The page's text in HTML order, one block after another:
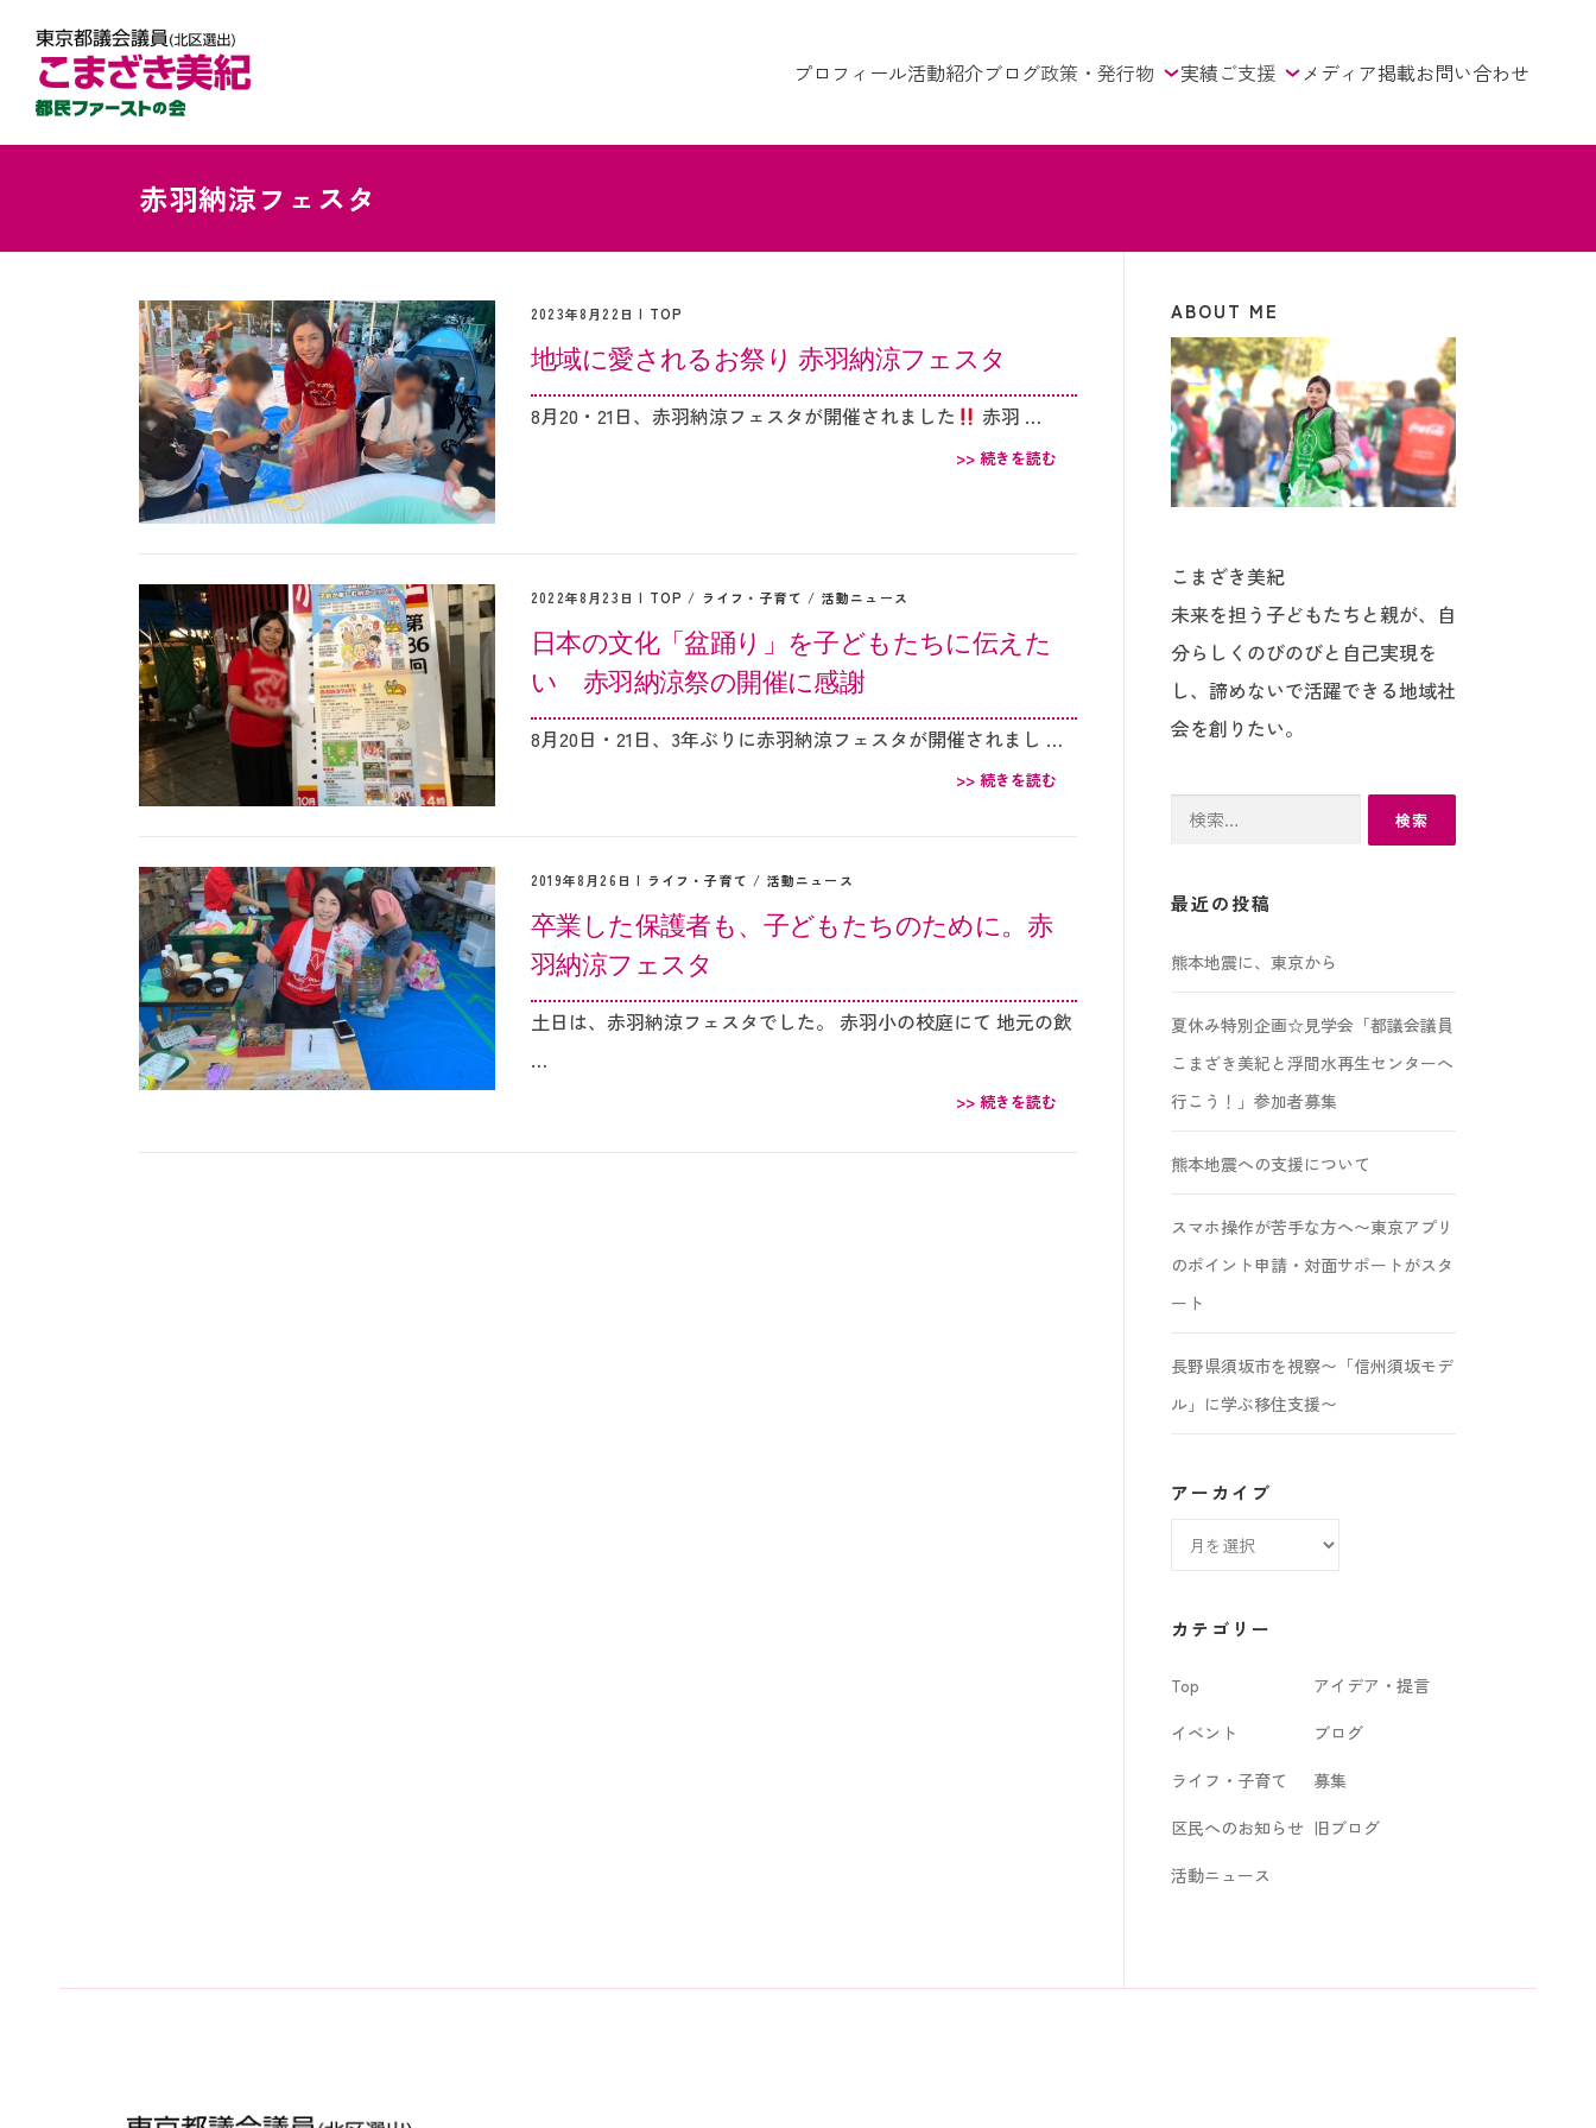
プロフィール活動紹介ブログ政策・発行物 実績ご支援 メディア掲載お問い合わせ
赤羽納涼フェスタ
2023年8月22日 | TOP
地域に愛されるお祭り 赤羽納涼フェスタ
8月20・21日、赤羽納涼フェスタが開催されました 赤羽 …
>> 続きを読む
2022年8月23日 | TOP / ライフ・子育て / 活動ニュース
日本の文化「盆踊り」を子どもたちに伝えた
い 赤羽納涼祭の開催に感謝
8月20日・21日、3年ぶりに赤羽納涼フェスタが開催されまし …
>> 続きを読む
2019年8月26日 | ライフ・子育て / 活動ニュース
卒業した保護者も、子どもたちのために。赤
羽納涼フェスタ
土日は、赤羽納涼フェスタでした。 赤羽小の校庭にて 地元の飲
…
>> 続きを読む
ABOUT ME
こまざき美紀
未来を担う子どもたちと親が、自
分らしくのびのびと自己実現を
し、諦めないで活躍できる地域社
会を創りたい。
最近の投稿
熊本地震に、東京から
夏休み特別企画☆見学会「都議会議員
こまざき美紀と浮間水再生センターへ
行こう！」参加者募集
熊本地震への支援について
スマホ操作が苦手な方へ〜東京アプリ
のポイント申請・対面サポートがスタ
ート
長野県須坂市を視察〜「信州須坂モデ
ル」に学ぶ移住支援〜
アーカイブ
ブ
カテゴリー
Top
アイデア・提言
イベント
ブログ
ライフ・子育て
募集
区民へのお知らせ 旧ブログ
活動ニュース